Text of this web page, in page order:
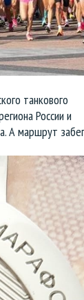
танкового
России и
А маршрут